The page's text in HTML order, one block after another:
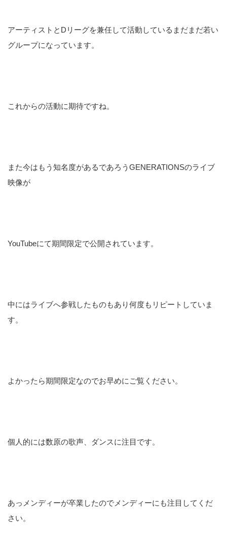
アーティストとDリーグを兼任して活動しているまだまだ若い
グループになっています。
これからの活動に期待ですね。
また今はもう知名度があるであろうGENERATIONSのライブ
映像が
YouTubeにて期間限定で公開されています。
中にはライブへ参戦したものもあり何度もリピートしていま
す。
よかったら期間限定なのでお早めにご覧ください。
個人的には数原の歌声、ダンスに注目です。
あっメンディーが卒業したのでメンディーにも注目してくだ
さい。